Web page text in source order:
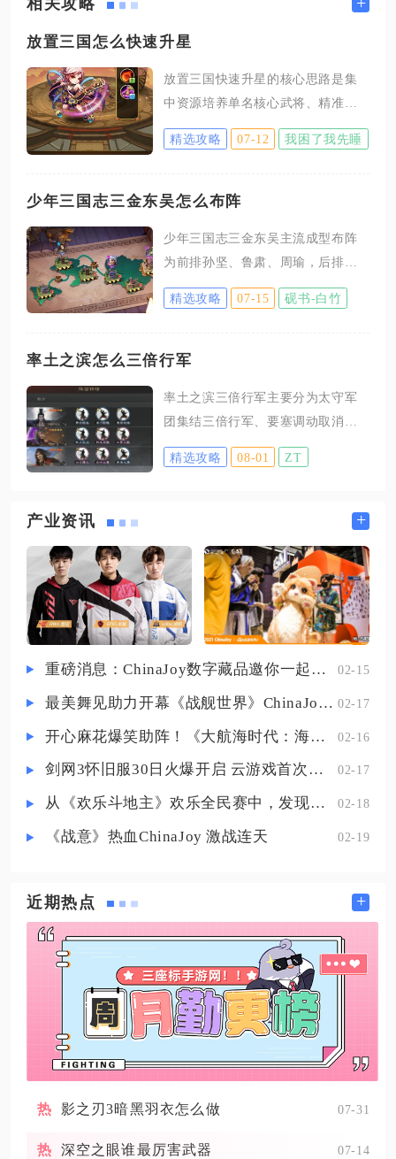
相关攻略
放置三国怎么快速升星
放置三国快速升星的核心思路是集
中资源培养单名核心武将、精准囤
积本体卡与同阵营狗粮武将，再稳
定收集升星石、关内侯印等进阶道
耗，优先打通各类材料产出渠道，
多名武将拖慢升星节奏。确定主力
武将之后，所有抽卡、商店兑换、
副本产出都围绕该武将的阵营与本
出武将作为升星核心，坦克、辅助
仅维持基础星级充当过渡，把狗粮
武将、元宝、招募令全部供给核心
精选攻略 07-12 我困了我先睡
少年三国志三金东吴怎么布阵
少年三国志三金东吴主流成型布阵
为前排孙坚、鲁肃、周瑜，后排陆
逊、孙策、孙尚香，这套站位完美
契合吴国光环联动、续航反击与爆
衡、容错率极高的标准成型阵容。
辑，孙坚坐镇一号位承担全队承伤
与护盾增幅，凭借自身高额减伤与
反击机制吸收敌方首轮爆发伤害，
果，稳定队伍血线不被快速击溃，
搭配周瑜叠加灼烧层数，让前排抗
伤同时不断压低敌方整体血量，三
人互
精选攻略 07-15 砚书-白竹
率土之滨怎么三倍行军
率土之滨三倍行军主要分为太守军
团集结三倍行军、要塞调动取消卡
三倍返程、野外军营发兵三类方
式，其中实战使用率最高的是太守
练运用能够大幅缩短部队往返战场
集结三倍行军属于同盟团战核心机
制，同盟成功占领可任命太守的城
池后，由盟主授予玩家太守职位，
太守建造太守府即可解锁军团集结
功能。任意同盟成员派遣部队向太
军至太守城池的部队行军速度提升
至常规速度三倍，大量队伍能够快
夺
精选攻略 08-01 ZT
产业资讯 +
重磅消息：ChinaJoy数字藏品邀你一起评选 02-15
最美舞见助力开幕《战舰世界》ChinaJoy首日精彩碰撞 02-17
开心麻花爆笑助阵！《大航海时代：海上霸主》亮相China Joy 02-16
剑网3怀旧服30日火爆开启 云游戏首次亮相CJ打造舒适畅玩体验 02-17
从《欢乐斗地主》欢乐全民赛中，发现拓盘全民电竞的新蓝海 02-18
《战意》热血ChinaJoy 激战连天 02-19
近期热点 +
影之刃3暗黑羽衣怎么做 07-31
深空之眼谁最厉害武器 07-14